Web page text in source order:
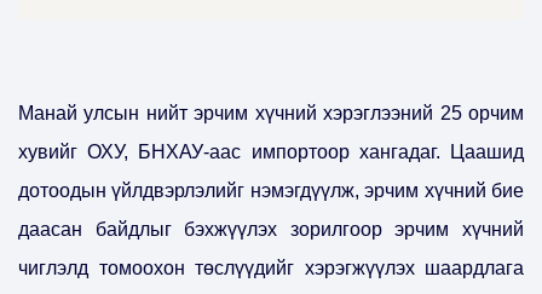
Манай улсын нийт эрчим хүчний хэрэглээний 25 орчим
хувийг ОХУ, БНХАУ-аас импортоор хангадаг. Цаашид
дотоодын үйлдвэрлэлийг нэмэгдүүлж, эрчим хүчний бие
даасан байдлыг бэхжүүлэх зорилгоор эрчим хүчний
чиглэлд томоохон төслүүдийг хэрэгжүүлэх шаардлага